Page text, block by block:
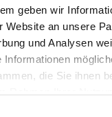
geben wir
Website an unsere
und Analysen
Informationen
die Sie ihnen
von Deinem
umsteigen: